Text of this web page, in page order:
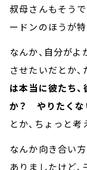
叔母さんもそう
ードンのほうが特
なんか、自分が
させたいだとか
は本当に彼たち
か？ やりたくな
とか、ちょっと考
なんか向き合い
ありましたけど、